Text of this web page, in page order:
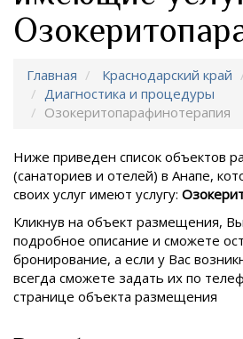
Главная Краснодарский край
Диагностика и процедуры
Озокеритопарафинотерапия
Ниже приведен список объектов
(санаториев и отелей) в Анапе,
своих услуг имеют услугу:
Кликнув на объект размещения,
подробное описание и сможете
бронирование, а если у Вас
всегда сможете задать их по
странице объекта размещения